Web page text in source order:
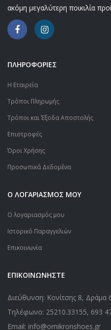
ακόμη μεγαλύτερη ποικιλία
ΠΛΗΡΟΦΟΡΙΕΣ
Η Εταιρεία
Τρόποι Πληρωμής
Τρόποι και Έξοδα Αποστολής
Επιστροφές
Όροι Χρήσης
Προσωπικά Δεδομένα
Ο ΛΟΓΑΡΙΑΣΜΟΣ ΜΟΥ
Ο λογαριασμός μου
Ιστορικό Παραγγελιών
Επικοινωνία
ΕΠΙΚΟΙΝΩΝΗΣΤΕ
Διεύθυνση: Κονίτσης 8, Δράμα
Τηλέφωνο: 25210.33155, 693
Email: info@omikronshoes.gr